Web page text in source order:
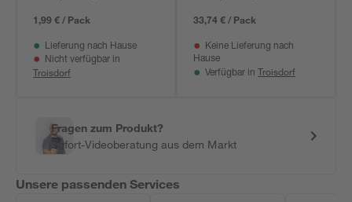
22,5 cm
1,99 € / Pack
Lieferung nach Hause
Nicht verfügbar in
Troisdorf
33,74 € / Pack
Keine Lieferung nach
Hause
Verfügbar in Troisdorf
Fragen zum Produkt?
Sofort-Videoberatung aus dem Markt
Unsere passenden Services